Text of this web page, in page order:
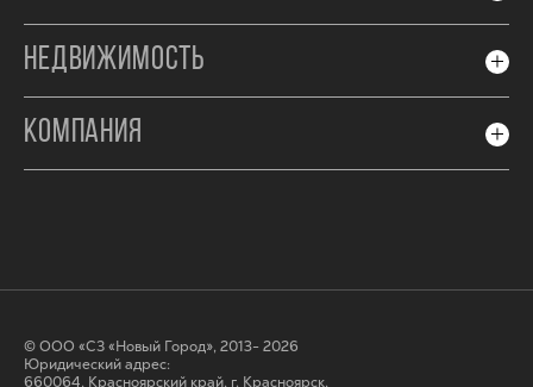
НЕДВИЖИМОСТЬ
КОМПАНИЯ
© ООО «СЗ «Новый Город», 2013- 2026
Юридический адрес:
660064, Красноярский край, г. Красноярск,